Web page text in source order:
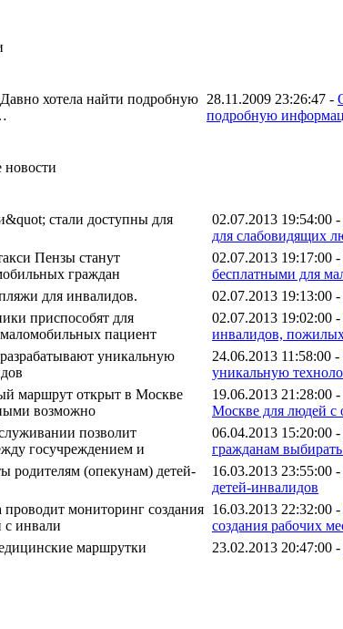
28.11.2009 23:26:47 -
подробную
02.07.2013 19:54:00 -
для слабовидящих
02.07.2013 19:17:00 -
бесплатными для
02.07.2013 19:13:00 -
02.07.2013 19:02:00 -
инвалидов,
24.06.2013 11:58:00 -
уникальную
19.06.2013 21:28:00 -
Москве для людей
06.04.2013 15:20:00 -
гражданам
16.03.2013 23:55:00 -
детей-инвалидов
16.03.2013 22:32:00 -
создания рабочих
23.02.2013 20:47:00 -